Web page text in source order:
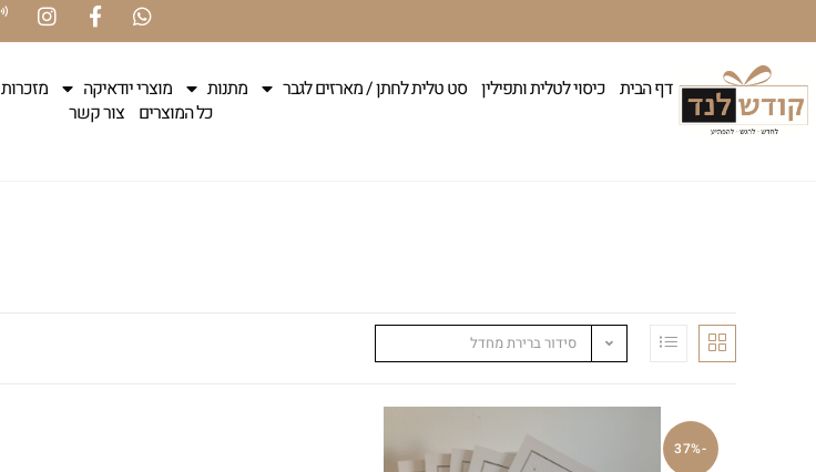
דף הבית כיסוי לטלית ותפילין סט טלית לחתן / מארזים לגבר מתנות מוצרי יודאיקה מזכרות
כל המוצרים צור קשר
סידור ברירת מחדל
-37%